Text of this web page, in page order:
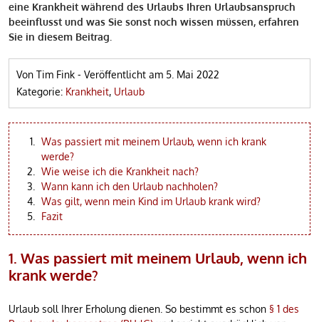
eine Krankheit während des Urlaubs Ihren Urlaubsanspruch
beeinflusst und was Sie sonst noch wissen müssen, erfahren
Sie in diesem Beitrag.
Von Tim Fink - Veröffentlicht am 5. Mai 2022
Kategorie: Krankheit, Urlaub
Was passiert mit meinem Urlaub, wenn ich krank
werde?
Wie weise ich die Krankheit nach?
Wann kann ich den Urlaub nachholen?
Was gilt, wenn mein Kind im Urlaub krank wird?
Fazit
1. Was passiert mit meinem Urlaub, wenn ich
krank werde?
Urlaub soll Ihrer Erholung dienen. So bestimmt es schon § 1 des